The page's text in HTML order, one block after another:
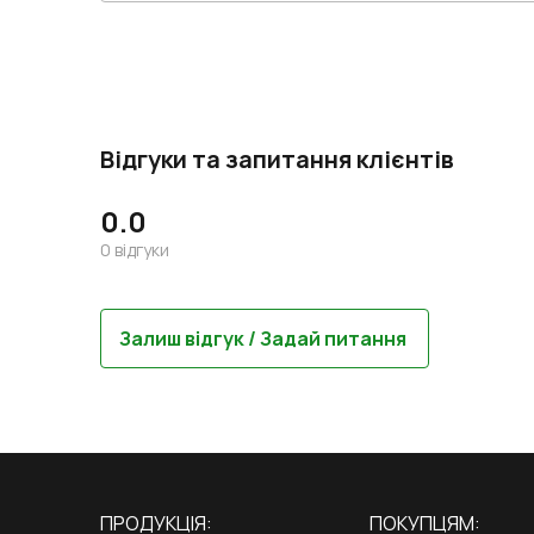
Відгуки та запитання клієнтів
0.0
0 відгуки
Залиш відгук / Задай питання
ПРОДУКЦІЯ: ПОКУПЦЯМ: